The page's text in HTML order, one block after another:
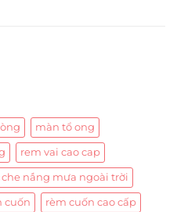
màn tổ ong
rem vai cao cap
che nắng mưa ngoài trời
cuốn rèm cuốn cao cấp